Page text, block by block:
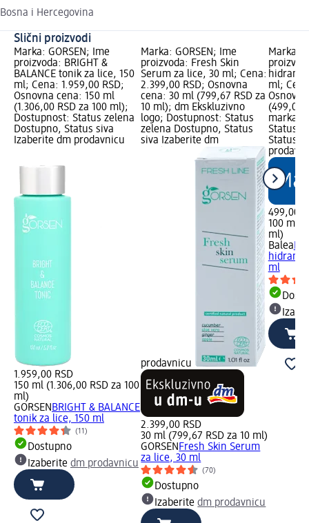
Bosna i Hercegovina
Slični proizvodi
Marka: GORSEN; Ime
proizvoda: BRIGHT &
BALANCE tonik za lice, 150
ml; Cena: 1.959,00 RSD;
Osnovna cena: 150 ml
(1.306,00 RSD za 100 ml);
Dostupnost: Status zelena
Dostupno, Status siva
Izaberite dm prodavnicu
1.959,00 RSD
150 ml (1.306,00 RSD za 100
ml)
GORSEN BRIGHT & BALANCE
tonik za lice, 150 ml
(11)
Dostupno
Izaberite dm prodavnicu
Marka: GORSEN; Ime
proizvoda: Fresh Skin
Serum za lice, 30 ml; Cena:
2.399,00 RSD; Osnovna
cena: 30 ml (799,67 RSD za
10 ml); dm Ekskluzivno
logo; Dostupnost: Status
zelena Dostupno, Status
siva Izaberite dm
prodavnicu
2.399,00 RSD
30 ml (799,67 RSD za 10 ml)
GORSEN Fresh Skin Serum
za lice, 30 ml
(70)
Dostupno
Izaberitedm prodavnicu
Marka:
ml;
(499,00
marka
Status
Status
499,00
100 ml
ml)
Balea
ml